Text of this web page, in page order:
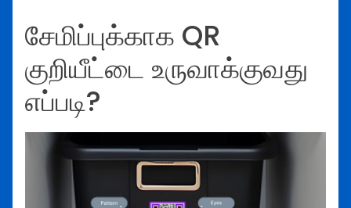
சேமிப்புக்காக QR
குறியீட்டை உருவாக்குவது
எப்படி?